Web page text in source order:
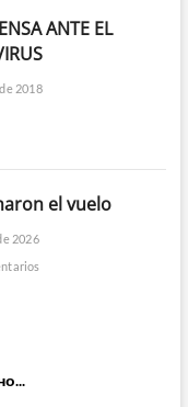
ANTE EL
2018
el vuelo
2026